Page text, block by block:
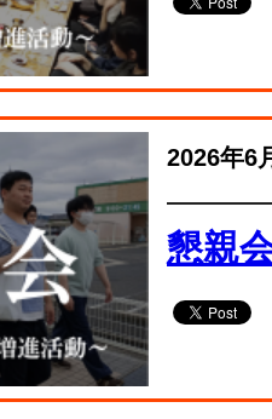
2026年6
懇親